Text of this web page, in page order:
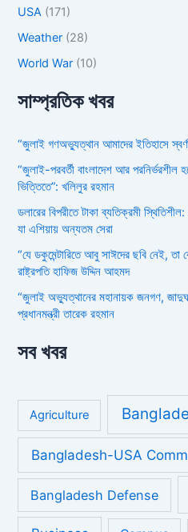
USA (171)
Weather (28)
World War (10)
সাম্প্রতিক খবর
“জুলাই গণঅভ্যুত্থান আমাদের ইতিহাসে
“জুলাই-পরবর্তী বাংলাদেশ আর পরনির্ভরশীল
ভিত্তিতে”: খলিলুর রহমান
ডলারের বিপরীতে টাকা ব্যতিক্রমী
যা এশিয়ায় অন্যতম সেরা
“যে ডকুমেন্টারিতে আবু সাঈদের ছবি নেই, তা
রাষ্ট্রপতি হাফিজ উদ্দিন আহমদ
“জুলাই অভ্যুত্থানের মহানায়ক জনগণ,
প্রধানমন্ত্রী তারেক রহমান
সব খবর
Agriculture
Bangladesh-USA
Bangladesh Defense